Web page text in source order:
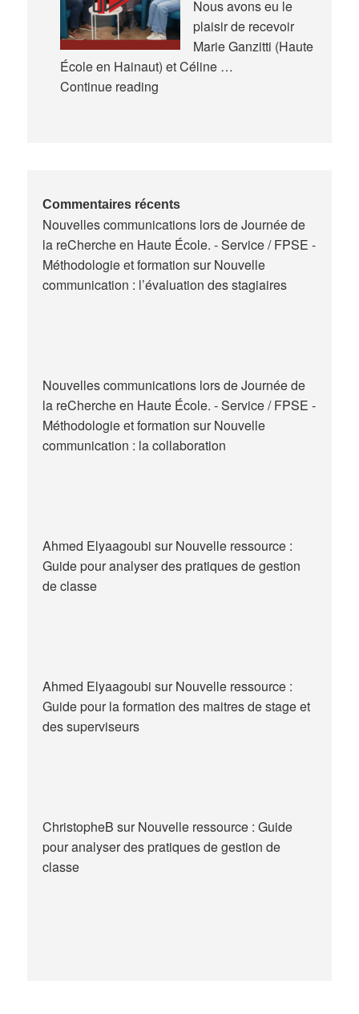
en
Formation
(AREF)
Nous avons eu le
plaisir de recevoir
Marie Ganzitti (Haute
École en Hainaut) et Céline …
Continue readingExpériences
de
stage
en
Belgique
Commentaires récents
Nouvelles communications lors de Journée de
la reCherche en Haute École. - Service / FPSE -
Méthodologie et formation surNouvelle
communication : l’évaluation des stagiaires
Nouvelles communications lors de Journée de
la reCherche en Haute École. - Service / FPSE -
Méthodologie et formation surNouvelle
communication : la collaboration
Ahmed Elyaagoubi surNouvelle ressource :
Guide pour analyser des pratiques de gestion
de classe
Ahmed Elyaagoubi surNouvelle ressource :
Guide pour la formation des maitres de stage et
des superviseurs
ChristopheB surNouvelle ressource : Guide
pour analyser des pratiques de gestion de
classe